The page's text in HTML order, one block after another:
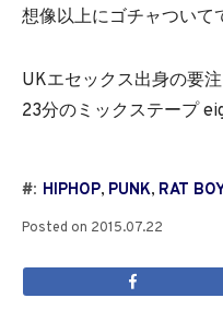
想像以上にゴチャついて
UKエセックス出身の要注
23分のミックステープ
#: HIPHOP, PUNK, RAT
Posted on 2015.07.22